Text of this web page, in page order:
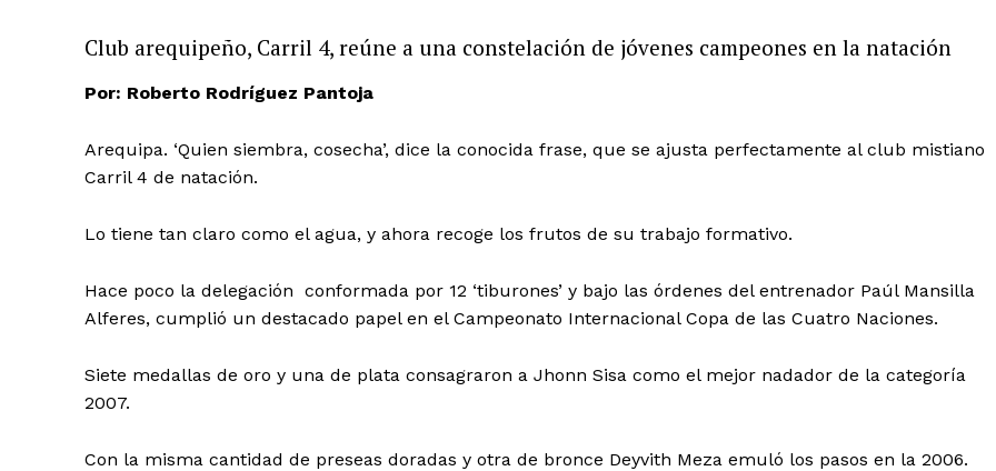
Club arequipeño, Carril 4, reúne a una constelación de jóvenes campeones en la natación
Por: Roberto Rodríguez Pantoja
Arequipa. ‘Quien siembra, cosecha’, dice la conocida frase, que se ajusta perfectamente al club mistiano
Carril 4 de natación.
Lo tiene tan claro como el agua, y ahora recoge los frutos de su trabajo formativo.
Hace poco la delegación conformada por 12 ‘tiburones’ y bajo las órdenes del entrenador Paúl Mansilla
Alferes, cumplió un destacado papel en el Campeonato Internacional Copa de las Cuatro Naciones.
Siete medallas de oro y una de plata consagraron a Jhonn Sisa como el mejor nadador de la categoría
2007.
Con la misma cantidad de preseas doradas y otra de bronce Deyvith Meza emuló los pasos en la 2006.